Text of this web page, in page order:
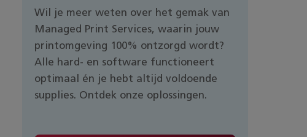
Wil je meer weten over het gemak van
Managed Print Services, waarin jouw
printomgeving 100% ontzorgd wordt?
Alle hard- en software functioneert
optimaal én je hebt altijd voldoende
supplies. Ontdek onze oplossingen.